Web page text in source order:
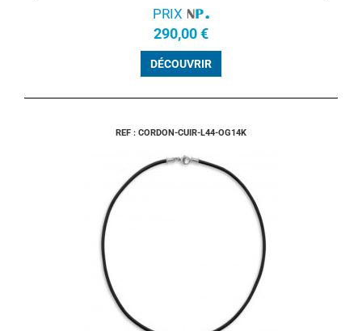
PRIX
290,00 €
DÉCOUVRIR
REF : CORDON-CUIR-L44-OG14K